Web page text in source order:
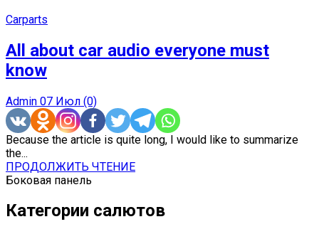
Carparts
All about car audio everyone must
know
Admin 07 Июл (0)
Because the article is quite long, I would like to summarize
the...
ПРОДОЛЖИТЬ ЧТЕНИЕ
Боковая панель
Категории салютов